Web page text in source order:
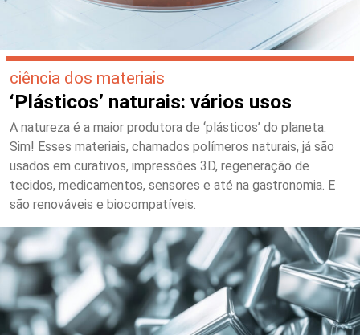
ciência dos materiais
‘Plásticos’ naturais: vários usos
A natureza é a maior produtora de ‘plásticos’ do planeta.
Sim! Esses materiais, chamados polímeros naturais, já são
usados em curativos, impressões 3D, regeneração de
tecidos, medicamentos, sensores e até na gastronomia. E
são renováveis e biocompatíveis.